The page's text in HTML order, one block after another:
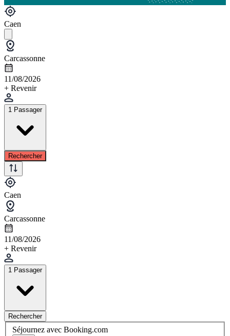
Caen
Carcassonne
11/08/2026
+ Revenir
1 Passager
Rechercher
Caen
Carcassonne
11/08/2026
+ Revenir
1 Passager
Rechercher
Séjournez avec Booking.com